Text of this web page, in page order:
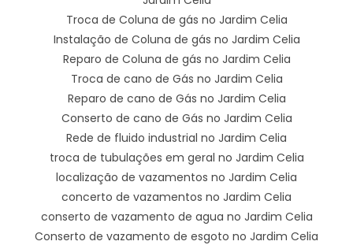
Troca de Coluna de gás no Jardim Celia
Instalação de Coluna de gás no Jardim Celia
Reparo de Coluna de gás no Jardim Celia
Troca de cano de Gás no Jardim Celia
Reparo de cano de Gás no Jardim Celia
Conserto de cano de Gás no Jardim Celia
Rede de fluido industrial no Jardim Celia
troca de tubulações em geral no Jardim Celia
localização de vazamentos no Jardim Celia
concerto de vazamentos no Jardim Celia
conserto de vazamento de agua no Jardim Celia
Conserto de vazamento de esgoto no Jardim Celia